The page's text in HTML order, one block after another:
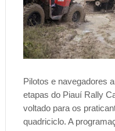
Pilotos e navegadores
etapas do Piauí Rally
voltado para os
quadriciclo. A